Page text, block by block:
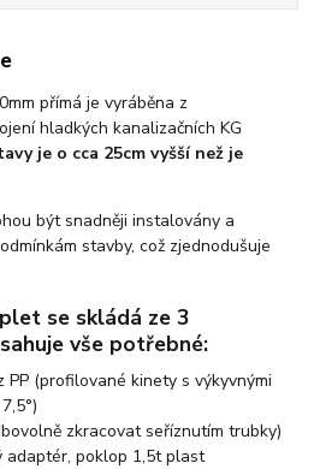
přímá je vyráběna z
hladkých kanalizačních KG
je o cca 25cm vyšší než je
být snadněji instalovány a
stavby, což zjednodušuje
se skládá ze 3
vše potřebné:
PP (profilované kinety s výkyvnými
zkracovat seříznutím trubky)
adaptér, poklop 1,5t plast